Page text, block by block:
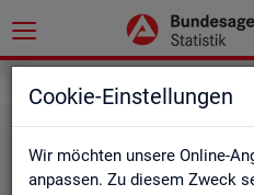
Cookie-Einstellungen
Wir möchten unsere Online-
anpassen. Zu diesem Zweck